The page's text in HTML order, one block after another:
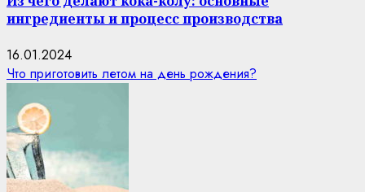
ингредиенты и процесс производства
16.01.2024
Что приготовить летом на день рождения?